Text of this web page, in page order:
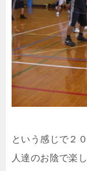
という感じで２
人達のお陰で楽